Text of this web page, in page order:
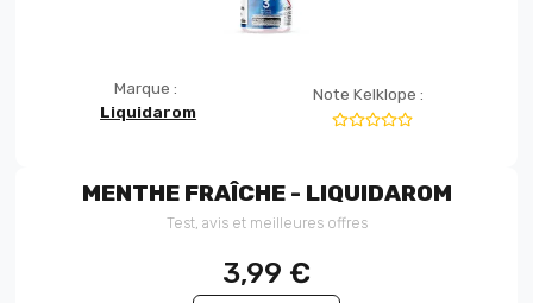
Marque :
Liquidarom
Note Kelklope :
MENTHE FRAÎCHE - LIQUIDAROM
Test, avis et meilleures offres
3,99 €